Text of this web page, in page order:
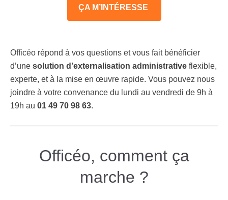
ÇA M’INTÉRESSE
Officéo répond à vos questions et vous fait bénéficier
d’une solution d’externalisation administrative flexible,
experte, et à la mise en œuvre rapide. Vous pouvez nous
joindre à votre convenance du lundi au vendredi de 9h à
19h au 01 49 70 98 63.
Officéo, comment ça
marche ?